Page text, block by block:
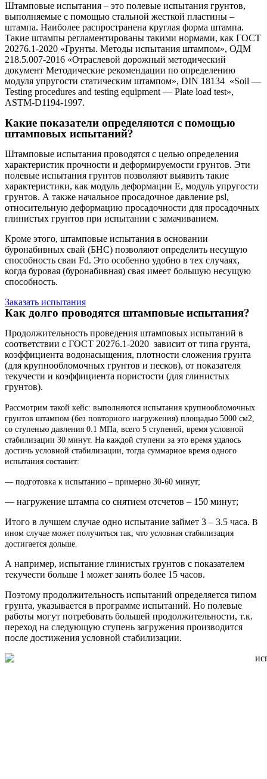
Штамповые испытания – это полевые испытания грунтов,
выполняемые с помощью стальной жесткой пластины –
штампа. Наиболее распространена круглая форма штампа.
Такие штампы регламентированы такими нормами, как ГОСТ
20276.1-2020 «Грунты. Методы испытания штампом», ОДМ
218.5.007-2016 «Отраслевой дорожный методический
документ Методические рекомендации по определению
модуля упругости статическим штампом», DIN 18134 «Soil —
Testing procedures and testing equipment — Plate load test»,
ASTM-D1194-1997.
Какие показатели определяются с помощью
штамповых испытаний?
Штамповые испытания проводятся с целью определения
характеристик прочности и деформируемости грунтов. Эти
полевые испытания грунтов позволяют выявить такие
характеристики, как модуль деформации E, модуль упругости
грунтов. А также начальное просадочное давление psl,
относительную деформацию просадочности для просадочных
глинистых грунтов при испытании с замачиванием.
Кроме этого, штамповые испытания в основании
буронабивных свай (БНС) позволяют определить несущую
способность сваи Fd. Это особенно удобно в тех случаях,
когда буровая (буронабивная) свая имеет большую несущую
способность.
Заказать испытания
Как долго проводятся штамповые испытания?
Продолжительность проведения штамповых испытаний в
соответствии с ГОСТ 20276.1-2020 зависит от типа грунта,
коэффициента водонасыщения, плотности сложения грунта
(для крупнообломочных грунтов и песков), от показателя
текучести и коэффициента пористости (для глинистых
грунтов).
Рассмотрим такой кейс: выполняются испытания крупнообломочных
грунтов штампом (без повторного нагружения) площадью 5000 см2,
со ступенью давления 0.1 МПа, всего 5 ступеней, время условной
стабилизации 30 минут. На каждой ступени за это время удалось
достичь условной стабилизации, тогда суммарное время одного
испытания составит:
— подготовка к испытанию – примерно 30-60 минут;
— нагружение штампа со снятием отсчетов – 150 минут;
Итого в лучшем случае одно испытание займет 3 – 3.5 часа. В
ином случае может получиться так, что условная стабилизация
достигается дольше.
А например, испытание глинистых грунтов с показателем
текучести больше 1 может занять более 15 часов.
Поэтому продолжительность испытаний определяется типом
грунта, указывается в программе испытаний. Но полевые
работы могут потребовать большей продолжительности, т.к.
переход на следующую ступень загружения производится
после достижения условной стабилизации.